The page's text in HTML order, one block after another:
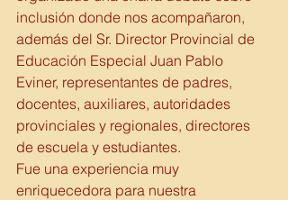
inclusión donde nos acompañaron,
además del Sr. Director Provincial de
Educación Especial Juan Pablo
Eviner, representantes de padres,
docentes, auxiliares, autoridades
provinciales y regionales, directores
de escuela y estudiantes.
Fue una experiencia muy
enriquecedora para nuestra